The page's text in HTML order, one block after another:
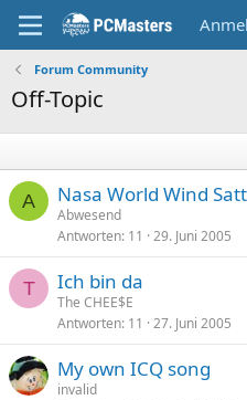
Forum Community
Off-Topic
A Nasa World Wind
Abwesend
Antworten 11 29. Juni 2005
T Ich bin da
The CHEE$E
Antworten 11 27. Juni 2005
My own ICQ song
invalid